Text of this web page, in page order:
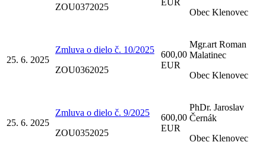
ZOU0372025
Obec Klenovec
25. 6. 2025
Zmluva o dielo č. 10/2025
ZOU0362025
600,00
EUR
Mgr.art Roman
Malatinec
Obec Klenovec
25. 6. 2025
Zmluva o dielo č. 9/2025
ZOU0352025
600,00
EUR
PhDr. Jaroslav
Černák
Obec Klenovec